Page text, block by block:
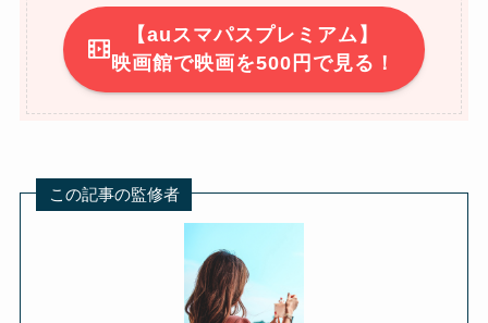
【auスマパスプレミアム】
映画館で映画を500円で見る！
この記事の監修者